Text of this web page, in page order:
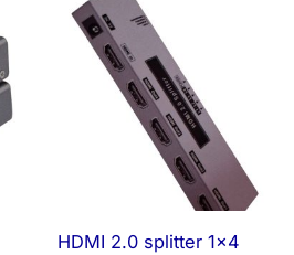
HDMI 2.0 splitter 1×4